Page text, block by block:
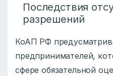
Последствия
разрешений
КоАП РФ
предпринимателей,
сфере обязательной